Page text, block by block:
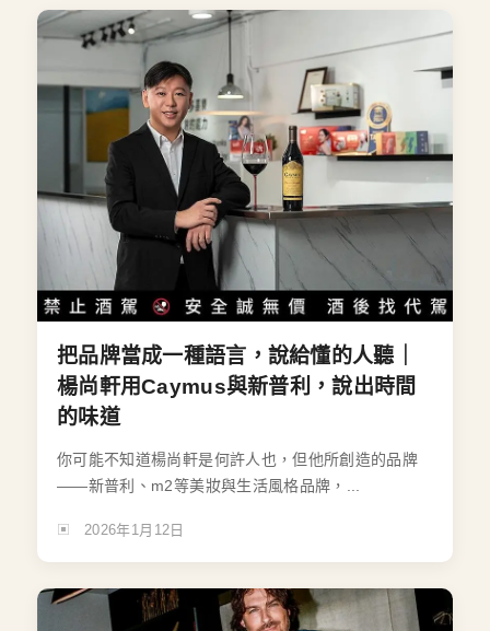
把品牌當成一種語言，說給懂的人聽｜
楊尚軒用Caymus與新普利，說出時間
的味道
你可能不知道楊尚軒是何許人也，但他所創造的品牌
——新普利、m2等美妝與生活風格品牌，...
2026年1月12日